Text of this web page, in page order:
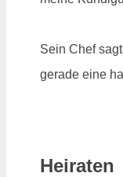
Sein Chef
gerade eine
Heiraten